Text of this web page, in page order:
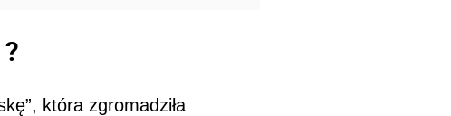
która zgromadziła